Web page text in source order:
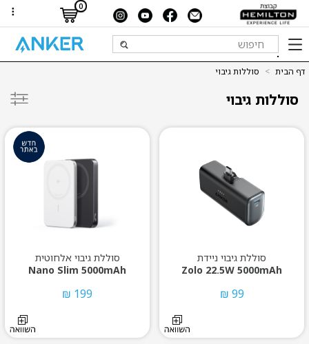
0
דף הבית > סוללות גיבוי
סוללות גיבוי
סוללת גיבוי ניידת
Zolo 22.5W 5000mAh
99 ₪
סוללת גיבוי אלחוטית
Nano Slim 5000mAh
199 ₪